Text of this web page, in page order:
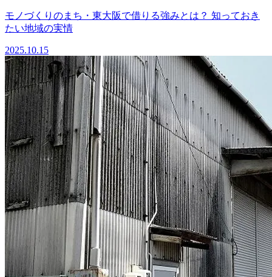
モノづくりのまち・東大阪で借りる強みとは？ 知っておき
たい地域の実情
2025.10.15